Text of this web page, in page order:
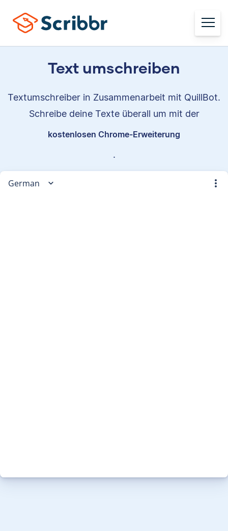
Text umschreiben
Textumschreiber in Zusammenarbeit mit QuillBot.
Schreibe deine Texte überall um mit der
kostenlosen Chrome-Erweiterung
.